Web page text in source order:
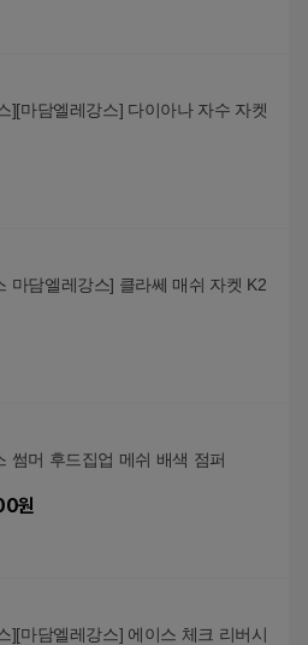
][마담엘레강스] 다이아나 자수 자켓
마담엘레강스] 클라쎄 매쉬 자켓 K2
썸머 후드집업 메쉬 배색 점퍼
원
][마담엘레강스] 에이스 체크 리버시